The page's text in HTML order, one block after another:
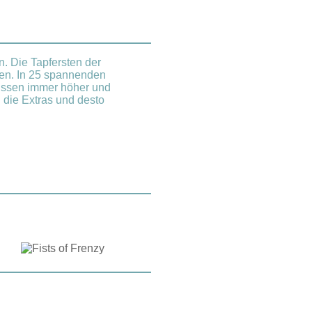
Die Tapfersten der
In 25 spannenden
immer höher und
Extras und desto